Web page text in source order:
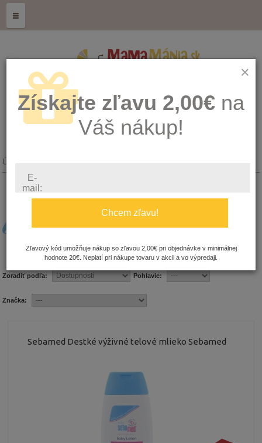
≡
Úvod
DETSKÁ KOZMETIKA
Zoradiť podľa: Pohlavie:
Značka:
Sebamed Destké výživné telové mlieko Sebamed
×
Získajte zľavu 2,00€ na
Váš nákup!
E-
mail:
Chcem zľavu!
Zľavový kód umožňuje nákup so zľavou 2,00€ pri objednávke v minimálnej
hodnote 20€. Neplatí pri nákupe tovaru v akcii a vo výpredaji.